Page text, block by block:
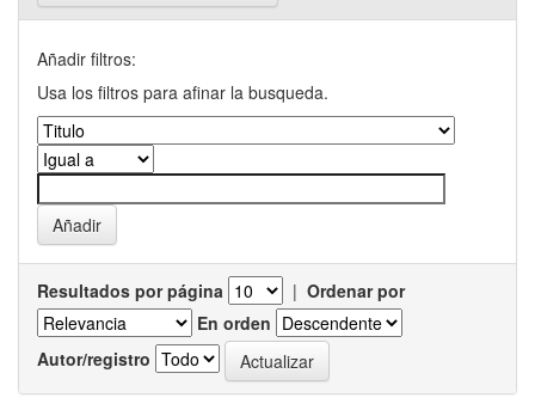
Añadir filtros:
Usa los filtros para afinar la busqueda.
Resultados por página | Ordenar por
En orden
Autor/registro